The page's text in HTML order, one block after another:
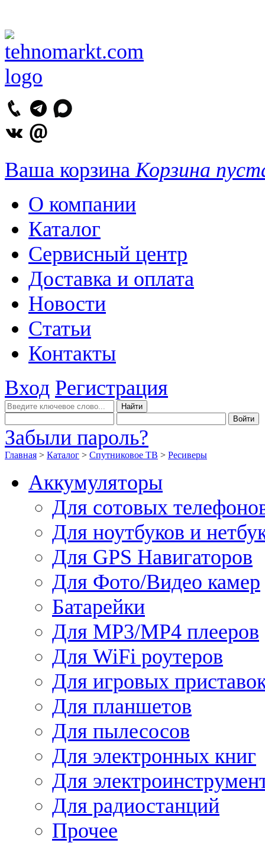
Ваша корзина Корзина
О компании
Каталог
Сервисный центр
Доставка и оплата
Новости
Статьи
Контакты
Вход Регистрация
Забыли пароль?
Главная > Каталог > Спутниковое ТВ > Ресиверы
Аккумуляторы
Для сотовых
Для ноутбуков и
Для GPS Навигаторов
Для Фото/Видео камер
Батарейки
Для MP3/MP4 плееров
Для WiFi роутеров
Для игровых
Для планшетов
Для пылесосов
Для электронных книг
Для
Для радиостанций
Прочее